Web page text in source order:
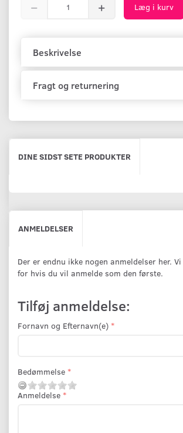
Læg i kurv
Beskrivelse
Fragt og returnering
DINE SIDST SETE PRODUKTER
ANMELDELSER
Der er endnu ikke nogen anmeldelser her.
for hvis du vil anmelde som den første.
Tilføj anmeldelse:
Fornavn og Efternavn(e)
Bedømmelse
Anmeldelse